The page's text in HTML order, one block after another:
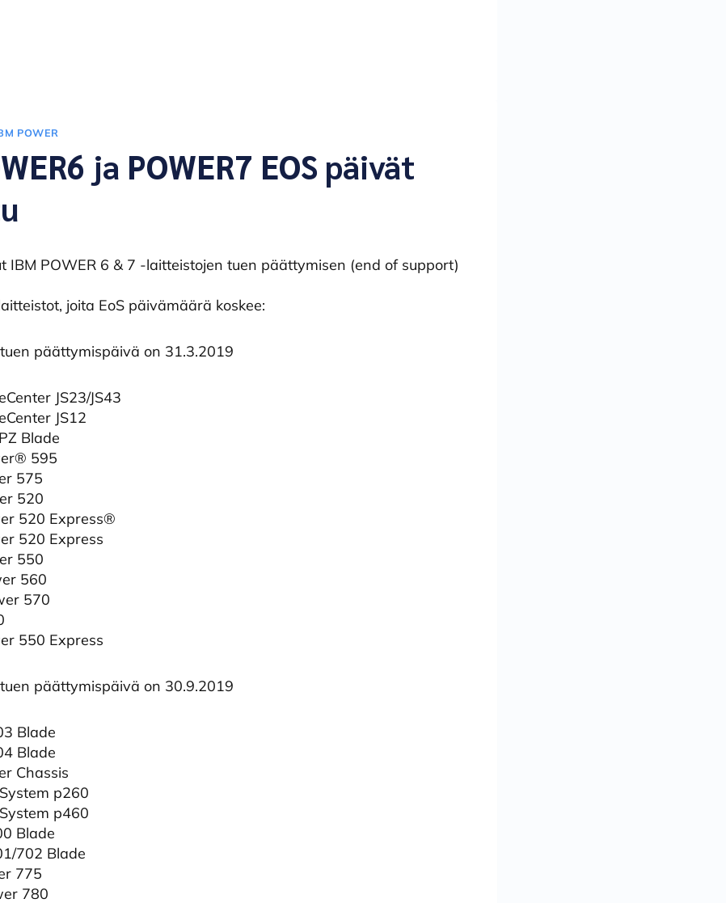
POWER
ja POWER7 EOS päivät
IBM POWER 6 & 7 -laitteistojen tuen päättymisen (end of support)
joita EoS päivämäärä koskee:
päättymispäivä on 31.3.2019
JS23/JS43
JS12
Blade
595
575
520
520 Express®
520 Express
550
560
570
550 Express
päättymispäivä on 30.9.2019
Blade
Blade
Chassis
p260
p460
Blade
702 Blade
775
780